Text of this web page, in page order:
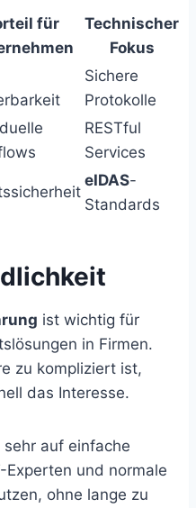
für
Technischer
Fokus
Sichere
Protokolle
RESTful
Services
eIDAS-
Standards
ist wichtig für
in Firmen.
zu kompliziert ist,
das Interesse.
auf einfache
Experten und normale
ohne lange zu